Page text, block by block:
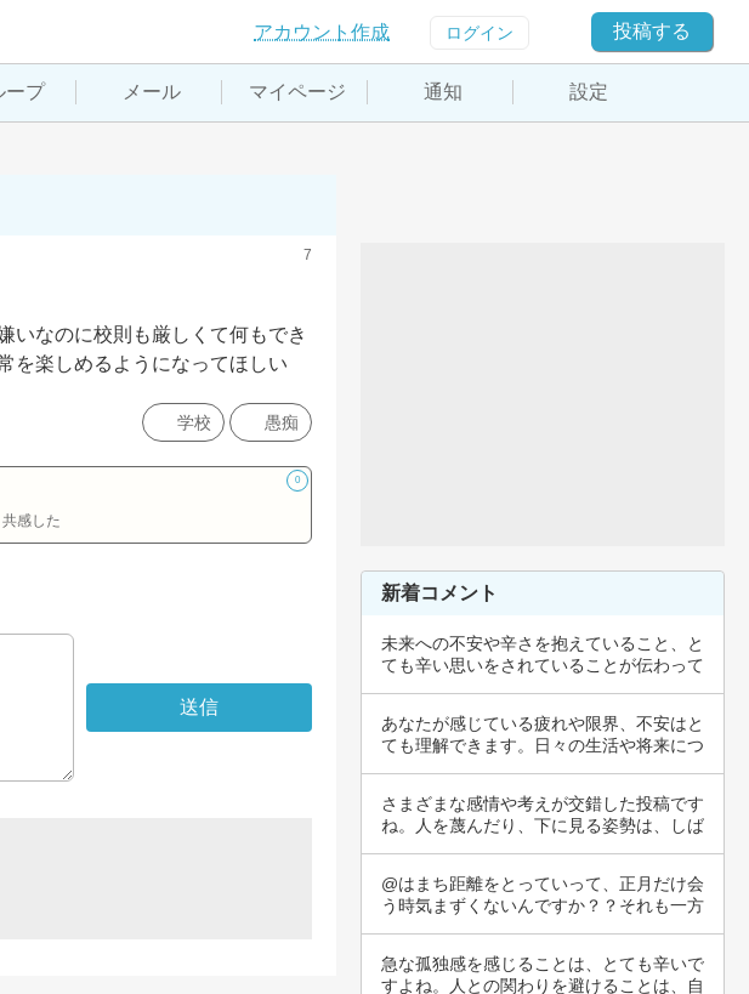
アカウント作成 ログイン 投稿する
ープ メール マイページ 通知 設定
7
いなのに校則も厳しくて何もでき
を楽しめるようになってほしい
学校 愚痴
0
共感した
新着コメント
未来への不安や辛さを抱えていること、と
ても辛い思いをされていることが伝わって
あなたが感じている疲れや限界、不安はと
ても理解できます。日々の生活や将来につ
さまざまな感情や考えが交錯した投稿です
ね。人を蔑んだり、下に見る姿勢は、しば
@はまち距離をとっていって、正月だけ会
う時気まずくないんですか？？それも一方
急な孤独感を感じることは、とても辛いで
すよね。人との関わりを避けることは、自